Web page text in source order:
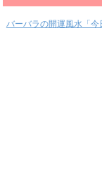
バーバラの開運風水「